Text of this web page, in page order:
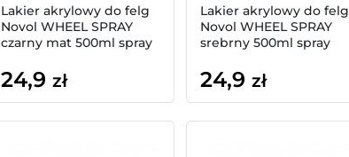
Lakier akrylowy do felg
Novol WHEEL SPRAY
czarny mat 500ml spray
24,9 zł
Lakier akrylowy do felg
Novol WHEEL SPRAY
srebrny 500ml spray
24,9 zł